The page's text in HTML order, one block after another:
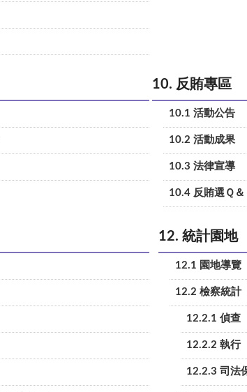
10. 反賄專區
10.1 活動公告
10.2 活動成果
10.3 法律宣導
10.4 反賄選Ｑ＆
12. 統計園地
12.1 園地導覽
12.2 檢察統計
12.2.1 偵查
12.2.2 執行
12.2.3 司法